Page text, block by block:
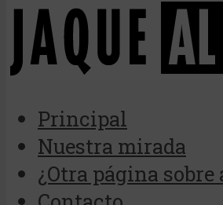
Principal
Nuestra mirada
¿Otra página sobre